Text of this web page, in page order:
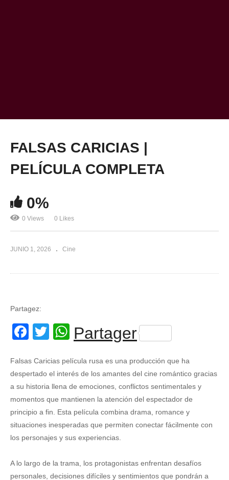
FALSAS CARICIAS |
PELÍCULA COMPLETA
0%
0 Views 0 Likes
JUNIO 1, 2026 Cine
Partagez:
Facebook
Twitter
WhatsApp
Partager
Falsas Caricias película rusa es una producción que ha
despertado el interés de los amantes del cine romántico gracias
a su historia llena de emociones, conflictos sentimentales y
momentos que mantienen la atención del espectador de
principio a fin. Esta película combina drama, romance y
situaciones inesperadas que permiten conectar fácilmente con
los personajes y sus experiencias.
A lo largo de la trama, los protagonistas enfrentan desafíos
personales, decisiones difíciles y sentimientos que pondrán a